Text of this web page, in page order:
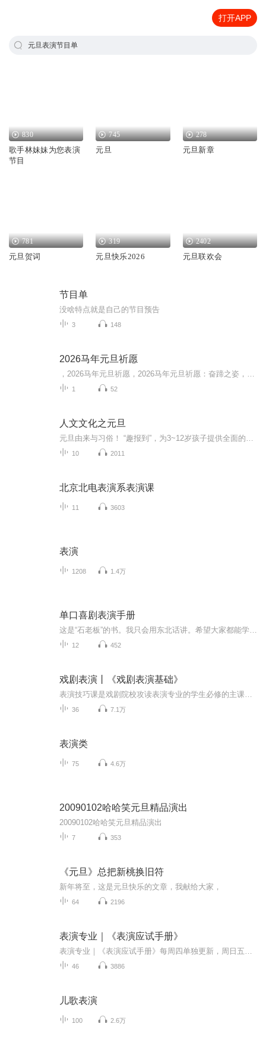
打开APP
元旦表演节目单
830
歌手林妹妹为您表演
节目
745
元旦
278
元旦新章
781
元旦贺词
319
元旦快乐2026
2402
元旦联欢会
节目单
没啥特点就是自己的节目预告
3 148
2026马年元旦祈愿
1 52
人文文化之元旦
10 2011
北京北电表演系表演课
11 3603
表演
1208 1.4万
单口喜剧表演手册
12 452
戏剧表演丨《戏剧表演基础》
36 7.1万
表演类
75 4.6万
20090102哈哈笑元旦精品演出
20090102哈哈笑元旦精品演出
7 353
《元旦》总把新桃换旧符
新年将至，这是元旦快乐的文章，我献给大家，
64 2196
表演专业｜《表演应试手册》
46 3886
儿歌表演
100 2.6万